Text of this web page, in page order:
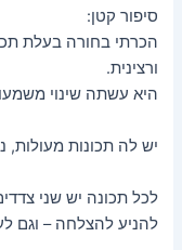
הרצאות
המלצות
משפטי
מאמרים
סיפור קטן:
הכרתי בחורה בעלת
ורצינית.
היא עשתה שינוי
יש לה תכונות מעולות,
לכל תכונה יש שני
להניע להצלחה – וגם